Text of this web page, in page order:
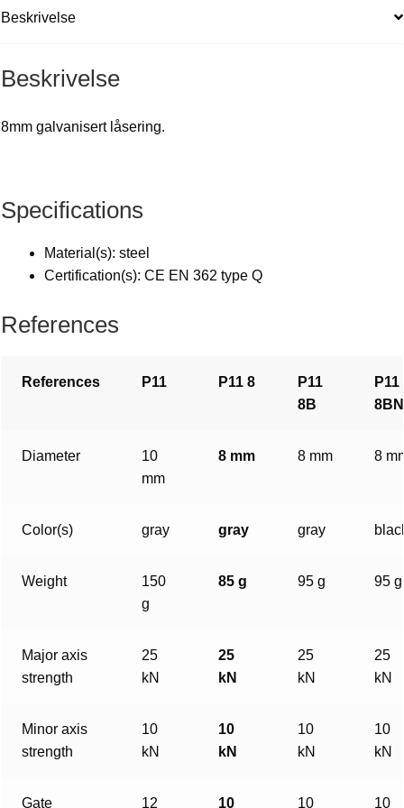
Beskrivelse
Beskrivelse
8mm galvanisert låsering.
Specifications
Material(s): steel
Certification(s): CE EN 362 type Q
References
References P11 P11 8
P11
8B
P11
8BN
Diameter
10
mm
8 mm 8 mm 8
Color(s) gray gray gray
Weight
150
g
85 g 95 g 95 g
Major axis
strength
25
kN
25
kN
25
kN
25
kN
Minor axis
strength
10
kN
10
kN
10
kN
10
kN
Gate 12 10 10 10